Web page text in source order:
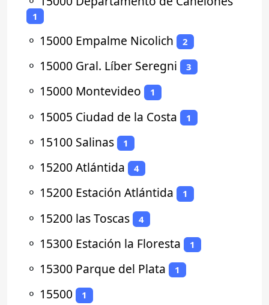
1
⚬ 15000 Empalme Nicolich 2
⚬ 15000 Gral. Líber Seregni 3
⚬ 15000 Montevideo 1
⚬ 15005 Ciudad de la Costa 1
⚬ 15100 Salinas 1
⚬ 15200 Atlántida 4
⚬ 15200 Estación Atlántida 1
⚬ 15200 las Toscas 4
⚬ 15300 Estación la Floresta 1
⚬ 15300 Parque del Plata 1
⚬ 15500 1